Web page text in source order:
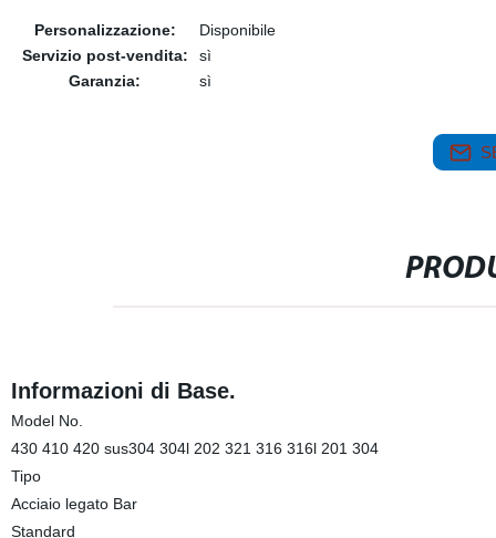
Personalizzazione:
Disponibile
Servizio post-vendita:
sì
Garanzia:
sì
Informazioni di Base.
Model No.
430 410 420 sus304 304l 202 321 316 316l 201 304
Tipo
Acciaio legato Bar
Standard